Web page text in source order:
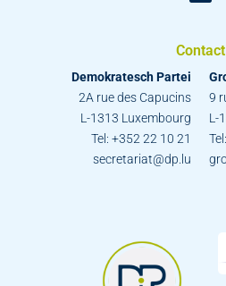
Contact
Demokratesch Partei
2A rue des Capucins
L-1313 Luxembourg
Tel: +352 22 10 21
secretariat@dp.lu
9
L-